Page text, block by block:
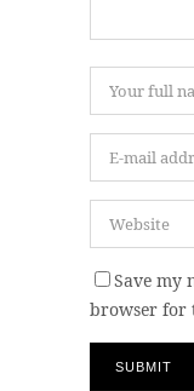
Save my
browser for